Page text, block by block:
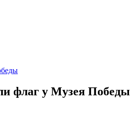
флаг у Музея Победы